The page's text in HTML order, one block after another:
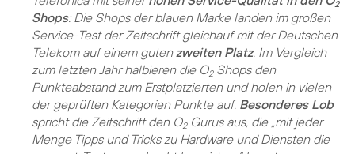
2
Shops: Die Shops der blauen Marke landen im großen
Service-Test der Zeitschrift gleichauf mit der Deutschen
Telekom auf einem gutenzweiten Platz. Im Vergleich
zum letzten Jahr halbieren die O2Shops den
Punkteabstand zum Erstplatzierten und holen in vielen
der geprüften Kategorien Punkte auf. Besonderes Lob
spricht die Zeitschrift den O2Gurus aus, die „mit jeder
Menge Tipps und Tricks zu Hardware und Diensten die